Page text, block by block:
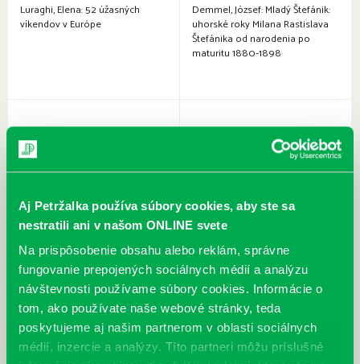
Aj Petržalka používa súbory cookies, aby ste sa
nestratili ani v našom ONLINE svete
Na prispôsobenie obsahu alebo reklám, správne
fungovanie prepojených sociálnych médií a analýzu
návštevnosti používame súbory cookies. Informácie o
tom, ako používate naše webové stránky, teda
poskytujeme aj našim partnerom v oblasti sociálnych
médií, inzercie a analýzy. Títo partneri môžu príslušné
Luraghi, Elena: 52 úžasných
víkendov v Európe
Demmel, József: Mladý Štefánik:
uhorské roky Milana Rastislava
Štefánika od narodenia po
maturitu 1880-1898
Krause, Robert: Detský mozog:
Pötzl-Malíková, Mária: F. X.